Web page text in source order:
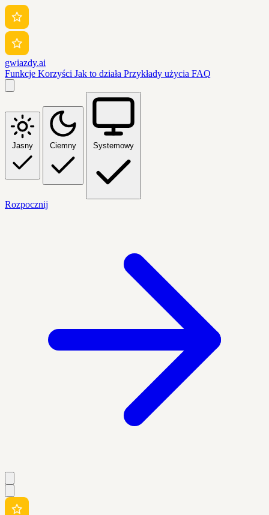
gwiazdy.ai
Funkcje Korzyści Jak to działa Przykłady użycia FAQ
Jasny Ciemny Systemowy
Rozpocznij